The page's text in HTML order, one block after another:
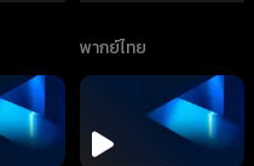
พากย์ไทย